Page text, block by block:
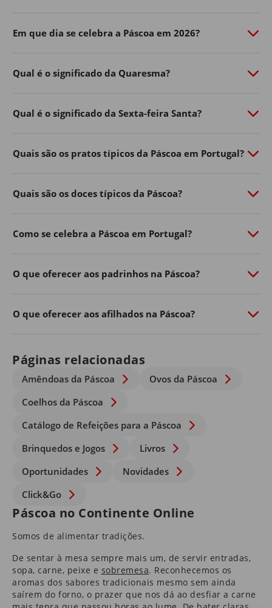
Em que dia se celebra a Páscoa em 2026?
Qual é o significado da Quaresma?
Qual é o significado da Sexta-feira Santa?
Quais são os pratos típicos da Páscoa em Portugal?
Quais são os doces típicos da Páscoa?
Como se celebra a Páscoa em Portugal?
O que oferecer aos padrinhos na Páscoa?
O que oferecer aos afilhados na Páscoa?
Páginas relacionadas
Amêndoas da Páscoa
Ovos da Páscoa
Coelhos da Páscoa
Catálogo de Refeições para a Páscoa
Brinquedos e Jogos
Livros
Oportunidades
Novidades
Click&Go
Páscoa no Continente Online
Somos de alimentar tradições.
De sentar à mesa sempre mais um, de servir entradas,
sopa, carne, peixe e sobremesa​. Reconhecemos os
aromas dos sabores tradicionais mesmo sem ainda
saírem do forno, o prazer que nos dá ao desfiar a carne